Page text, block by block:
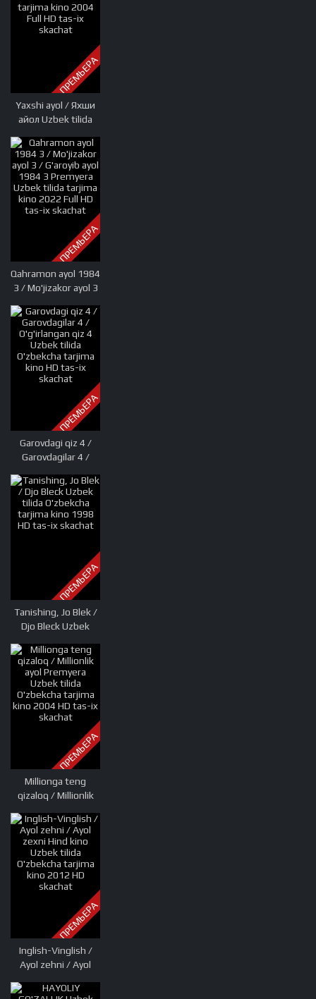
ПРЕМЬЕРА
Yaxshi ayol / Яхши
айол Uzbek tilida
kino 2004 Full HD
tas-ix skachat
ПРЕМЬЕРА
Qahramon ayol 1984
3 / Mo'jizakor ayol 3
3 Premyera Uzbek
tilida tarjima kino
2022 Full HD tas-ix
skachat
ПРЕМЬЕРА
Garovdagi qiz 4 /
Garovdagilar 4 /
Uzbek tilida
O'zbekcha tarjima
kino HD tas-ix
skachat
ПРЕМЬЕРА
Tanishing, Jo Blek /
Djo Bleck Uzbek
tarjima kino 1998
HD tas-ix skachat
ПРЕМЬЕРА
Millionga teng
qizaloq / Millionlik
Uzbek tilida
O'zbekcha tarjima
kino 2004 HD tas-ix
skachat
ПРЕМЬЕРА
Inglish-Vinglish /
Ayol zehni / Ayol
Uzbek tilida